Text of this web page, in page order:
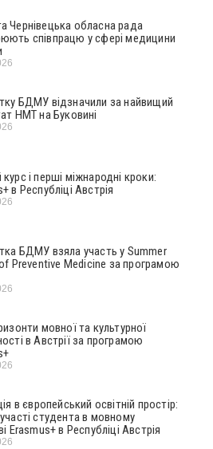
Чернівецька обласна рада
співпрацю у сфері медицини
БДМУ відзначили за найвищий
НМТ на Буковині
і перші міжнародні кроки:
в Республіці Австрія
БДМУ взяла участь у Summer
Preventive Medicine за програмою
мовної та культурної
в Австрії за програмою
в європейський освітній простір:
студента в мовному
Erasmus+ в Республіці Австрія